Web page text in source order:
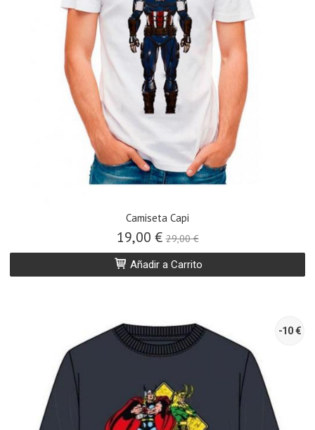
Camiseta Capi
19,00 €29,00 €
Añadir a Carrito
-10 €